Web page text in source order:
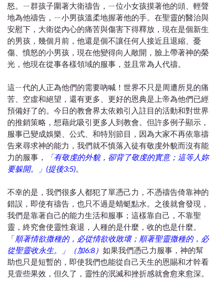
怒。ㄧ群孩子圍著大衛禱告，ㄧ位小女孩摸著他的頭、輕聲
地為他禱告，ㄧ小男孩溫柔地握著他的手。在聖靈的醫治與
安慰下，大衛從內心的痛苦與傷害下得釋放，現在是個新生
的男孩，幾個月前，他還是個不讓任何人接近且退縮、憂
傷、憤怒的小男孩，現在他變得向人敞開，臉上帶著神的榮
光，他現在從事各樣領域的服事，並且常為人代禱。
這ㄧ代的人正為他們的需要吶喊！世界不只是周遭所見的痛
苦、空虛和絕望，還有更多、更好的恩典是上帝為他們已經
預備好了的。今日的教會界太依賴引入註目的活動和對世界
的推銷策略，想藉此吸引更多人到教會。但許多例子顯示，
服事已變成娛樂、公式、和特別節目，因為大家不再依靠禱
告來尋求神的能力，我們就不慎落入徒有敬虔外貌而沒有能
力的服事，
「有敬虔的外貌，卻背了敬虔的實意；這等人妳
要躲開。」(提後3:5)
不幸的是，我們很多人都犯了單憑己力，不憑禱告倚靠神的
錯誤，即使有禱告，也只不過是蜻蜓點水。之後就會發現，
我們是靠著自己的能力生活和服事；這樣靠自己，不靠聖
靈，終究會使靈性衰退，人種的是什麼，收的也是什麼。
「順著情欲撒種的，必從情欲收敗壞；順著聖靈撒種的，必
從聖靈收永生。」（加6:8） 如果我們憑己力服事，神的幫
助也只是短暫的，即使我們也能從自己天生的恩賜和才幹看
見壹些果效，但久了，靈性的泯滅和挫折感就會愈來愈深。